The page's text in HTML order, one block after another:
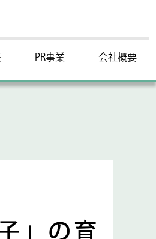
PR事業 会社概要
」の育